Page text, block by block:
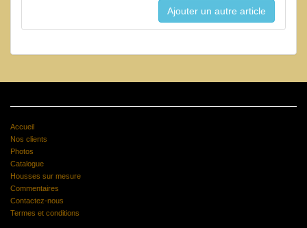
Accueil
Nos clients
Photos
Catalogue
Housses sur mesure
Commentaires
Contactez-nous
Termes et conditions